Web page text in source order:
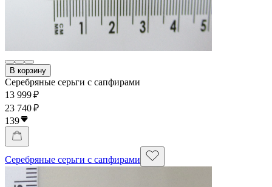
В корзину
Серебряные серьги с сапфирами
13 999 ₽
23 740 ₽
139
Серебряные серьги с сапфирами